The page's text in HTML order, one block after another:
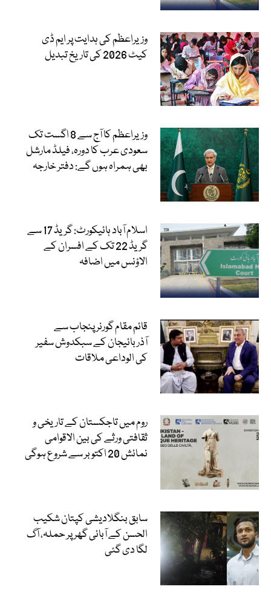
وزیراعظم کی ہدایت پر ایم ڈی
کیٹ 2026 کی تاریخ تبدیل
وزیراعظم کا آج سے 8 اگست تک
سعودی عرب کا دورہ، فیلڈ مارشل
بھی ہمراہ ہوں گے: دفتر خارجہ
اسلام آباد ہائیکورٹ: گریڈ 17 سے
گریڈ 22 تک کے افسران کے
الاؤنس میں اضافہ
قائم مقام گورنر پنجاب سے
آذربائیجان کے سبکدوش سفیر
کی الوداعی ملاقات
روم میں تاجکستان کے تاریخی و
ثقافتی ورثے کی بین الاقوامی
نمائش 20 اکتوبر سے شروع ہوگی
سابق بنگلادیشی کپتان شکیب
الحسن کے آبائی گھر پر حملہ، آگ
لگا دی گئی